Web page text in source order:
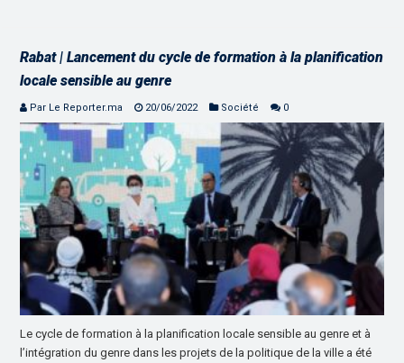
Rabat | Lancement du cycle de formation à la planification
locale sensible au genre
Par Le Reporter.ma 20/06/2022 Société 0
Le cycle de formation à la planification locale sensible au genre et à
l’intégration du genre dans les projets de la politique de la ville a été